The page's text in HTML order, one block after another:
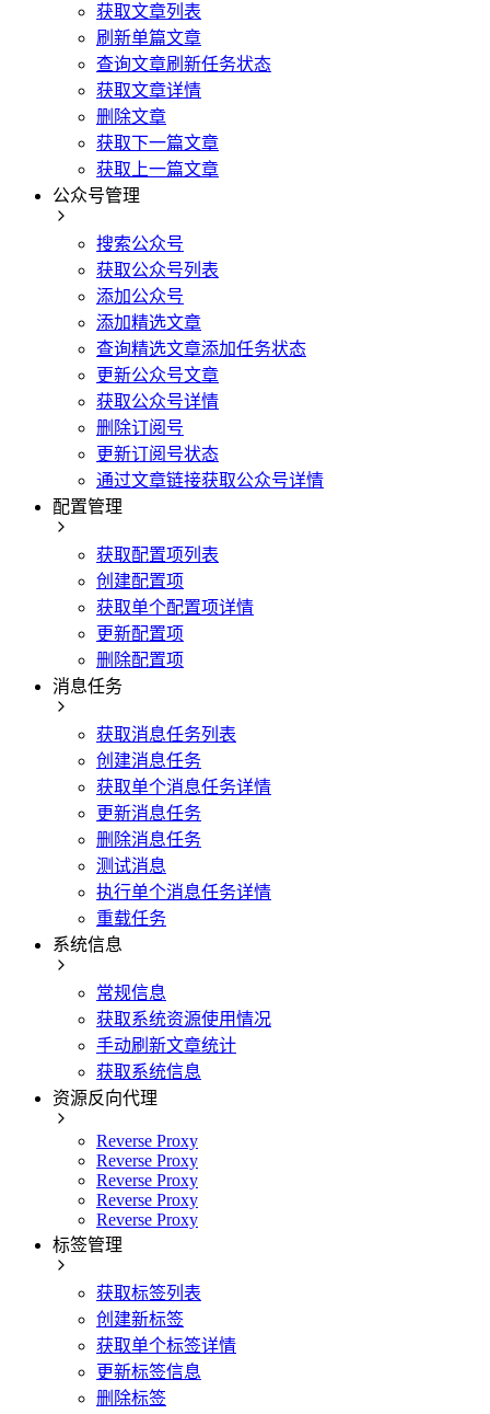
获取文章列表
刷新单篇文章
查询文章刷新任务状态
获取文章详情
删除文章
获取下一篇文章
获取上一篇文章
公众号管理
搜索公众号
获取公众号列表
添加公众号
添加精选文章
查询精选文章添加任务状态
更新公众号文章
获取公众号详情
删除订阅号
更新订阅号状态
通过文章链接获取公众号详情
配置管理
获取配置项列表
创建配置项
获取单个配置项详情
更新配置项
删除配置项
消息任务
获取消息任务列表
创建消息任务
获取单个消息任务详情
更新消息任务
删除消息任务
测试消息
执行单个消息任务详情
重载任务
系统信息
常规信息
获取系统资源使用情况
手动刷新文章统计
获取系统信息
资源反向代理
Reverse Proxy
Reverse Proxy
Reverse Proxy
Reverse Proxy
Reverse Proxy
标签管理
获取标签列表
创建新标签
获取单个标签详情
更新标签信息
删除标签